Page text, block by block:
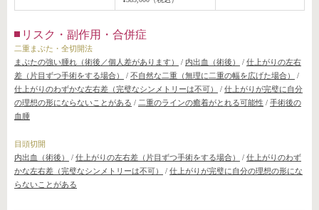
リスク・副作用・合併症
二重まぶた・全切開法
まぶたの強い腫れ（術後／個人差があります）
/ 内出血（術後） / 仕上がりの左右
差（片目ずつ手術をする場合）
/ 不自然な二重（無理に二重の幅を広げた場合）
/
仕上がりのわずかな左右差（完璧なシンメトリーは不可）
/ 仕上がりが完璧に自分
の理想の形にならないことがある / 二重のラインの癒着がとれる可能性 / 手術後の
血腫
目頭切開
内出血（術後）
/ 仕上がりの左右差（片目ずつ手術をする場合） / 仕上がりのわず
かな左右差（完璧なシンメトリーは不可）
/ 仕上がりが完璧に自分の理想の形にな
らないことがある